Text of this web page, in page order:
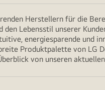
Herstellern für die
den Lebensstil unserer
energiesparende und
Produktpalette von LG
von unseren